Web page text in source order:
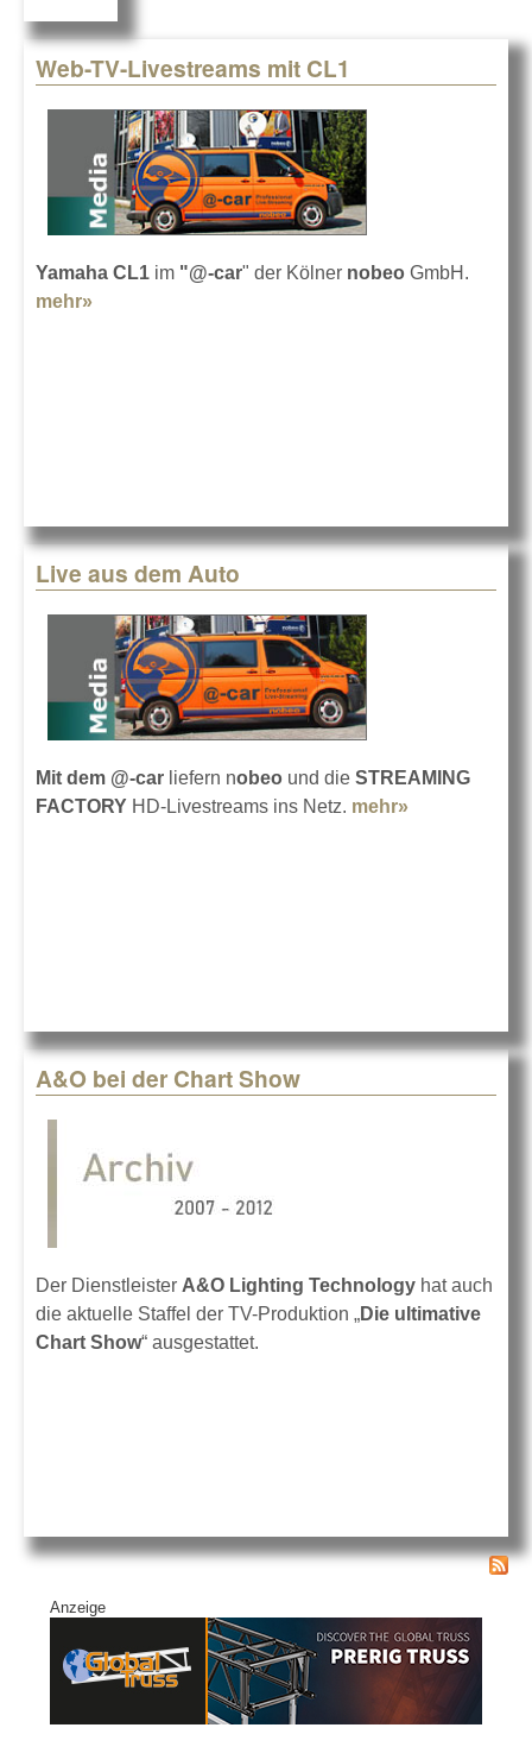
Web-TV-Livestreams mit CL1
Yamaha CL1 im "@-car" der Kölner nobeo GmbH.
mehr»
Live aus dem Auto
Mit dem @-car liefern nobeo und die STREAMING
FACTORY HD-Livestreams ins Netz. mehr»
A&O bei der Chart Show
Der Dienstleister A&O Lighting Technology hat auch
die aktuelle Staffel der TV-Produktion „Die ultimative
Chart Show“ ausgestattet.
Anzeige